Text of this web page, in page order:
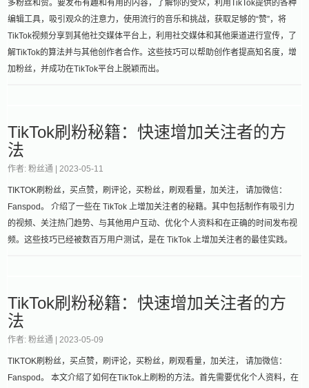
多粉丝和赞。要发布有趣和有用的内容，了解你的受众，利用TikTok提供的各种
编辑工具，吸引观众的注意力，使用流行的音乐和挑战，获取足够的“赞”，将
TikTok视频分享到其他社交媒体平台上，利用社交媒体和其他渠道进行宣传，了
解TikTok的算法并与其他创作者合作。这些技巧可以帮助创作者提高知名度，增
加粉丝，并成功在TikTok平台上脱颖而出。
TikTok刷粉秘籍：快速增加关注者的方
法
作者: 粉丝通 | 2023-05-11
TIKTOK刷粉丝，买点赞，刷评论，买粉丝，刷观看量，加关注， 请加微信：
Fanspod。 介绍了一些在 TikTok 上增加关注者的秘籍。其中包括制作有吸引力
的视频、关注热门趋势、与其他用户互动、优化个人资料和在正确的时间发布视
频。这些技巧已经被数百万用户测试，是在 TikTok 上增加关注者的最佳实践。
TikTok刷粉秘籍：快速增加关注者的方
法
作者: 粉丝通 | 2023-05-09
TIKTOK刷粉丝，买点赞，刷评论，买粉丝，刷观看量，加关注， 请加微信：
Fanspod。 本文介绍了如何在TikTok上刷粉的方法。首先需要优化个人资料，在